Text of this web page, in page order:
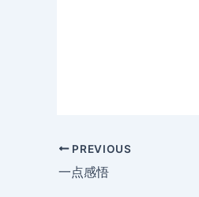
PREVIOUS
一点感悟